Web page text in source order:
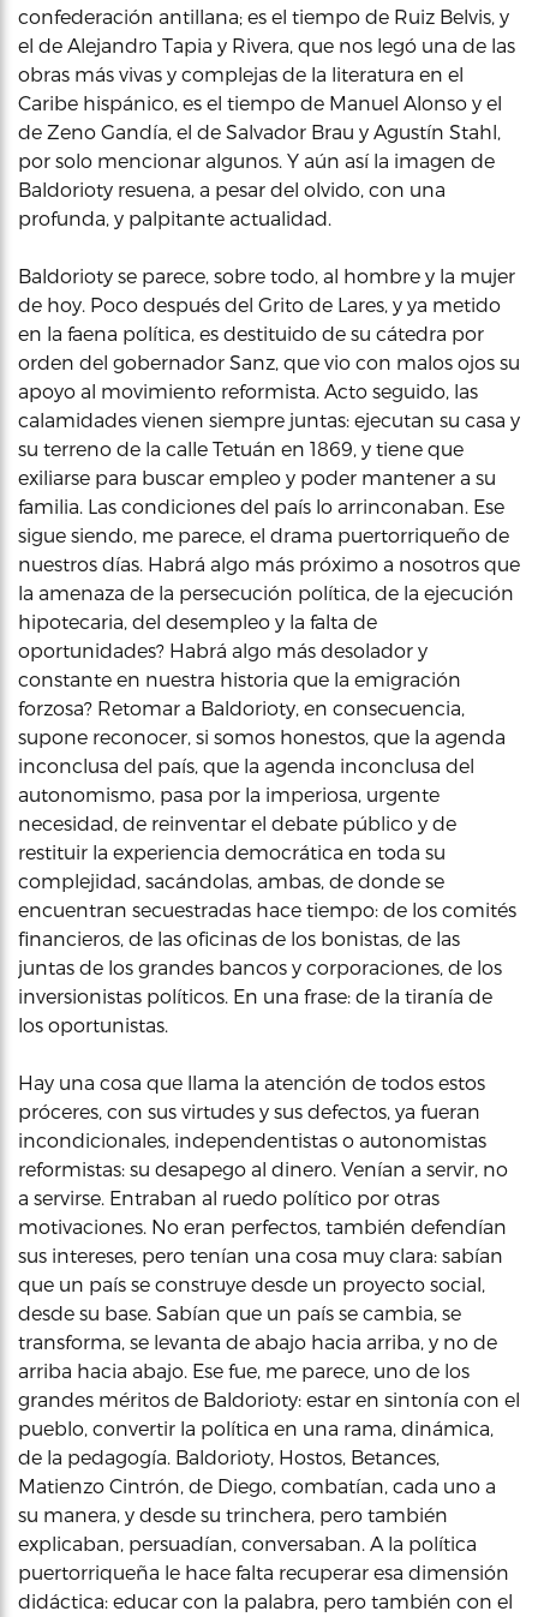
confederación antillana; es el tiempo de Ruiz Belvis, y
el de Alejandro Tapia y Rivera, que nos legó una de las
obras más vivas y complejas de la literatura en el
Caribe hispánico, es el tiempo de Manuel Alonso y el
de Zeno Gandía, el de Salvador Brau y Agustín Stahl,
por solo mencionar algunos. Y aún así la imagen de
Baldorioty resuena, a pesar del olvido, con una
profunda, y palpitante actualidad.
Baldorioty se parece, sobre todo, al hombre y la mujer
de hoy. Poco después del Grito de Lares, y ya metido
en la faena política, es destituido de su cátedra por
orden del gobernador Sanz, que vio con malos ojos su
apoyo al movimiento reformista. Acto seguido, las
calamidades vienen siempre juntas: ejecutan su casa y
su terreno de la calle Tetuán en 1869, y tiene que
exiliarse para buscar empleo y poder mantener a su
familia. Las condiciones del país lo arrinconaban. Ese
sigue siendo, me parece, el drama puertorriqueño de
nuestros días. Habrá algo más próximo a nosotros que
la amenaza de la persecución política, de la ejecución
hipotecaria, del desempleo y la falta de
oportunidades? Habrá algo más desolador y
constante en nuestra historia que la emigración
forzosa? Retomar a Baldorioty, en consecuencia,
supone reconocer, si somos honestos, que la agenda
inconclusa del país, que la agenda inconclusa del
autonomismo, pasa por la imperiosa, urgente
necesidad, de reinventar el debate público y de
restituir la experiencia democrática en toda su
complejidad, sacándolas, ambas, de donde se
encuentran secuestradas hace tiempo: de los comités
financieros, de las oficinas de los bonistas, de las
juntas de los grandes bancos y corporaciones, de los
inversionistas políticos. En una frase: de la tiranía de
los oportunistas.
Hay una cosa que llama la atención de todos estos
próceres, con sus virtudes y sus defectos, ya fueran
incondicionales, independentistas o autonomistas
reformistas: su desapego al dinero. Venían a servir, no
a servirse. Entraban al ruedo político por otras
motivaciones. No eran perfectos, también defendían
sus intereses, pero tenían una cosa muy clara: sabían
que un país se construye desde un proyecto social,
desde su base. Sabían que un país se cambia, se
transforma, se levanta de abajo hacia arriba, y no de
arriba hacia abajo. Ese fue, me parece, uno de los
grandes méritos de Baldorioty: estar en sintonía con el
pueblo, convertir la política en una rama, dinámica,
de la pedagogía. Baldorioty, Hostos, Betances,
Matienzo Cintrón, de Diego, combatían, cada uno a
su manera, y desde su trinchera, pero también
explicaban, persuadían, conversaban. A la política
puertorriqueña le hace falta recuperar esa dimensión
didáctica: educar con la palabra, pero también con el